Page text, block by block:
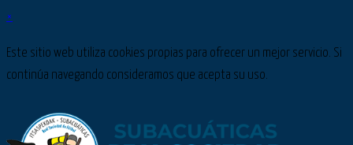
×
Este sitio web utiliza cookies propias para ofrecer un mejor servicio. Si
continúa navegando consideramos que acepta su uso.